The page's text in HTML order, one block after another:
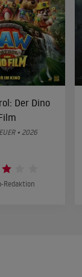
Der Dino
• 2026
Redaktion